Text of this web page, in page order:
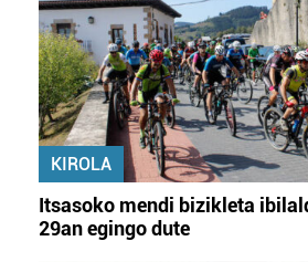
KIROLA
Itsasoko mendi bizikleta
29an egingo dute